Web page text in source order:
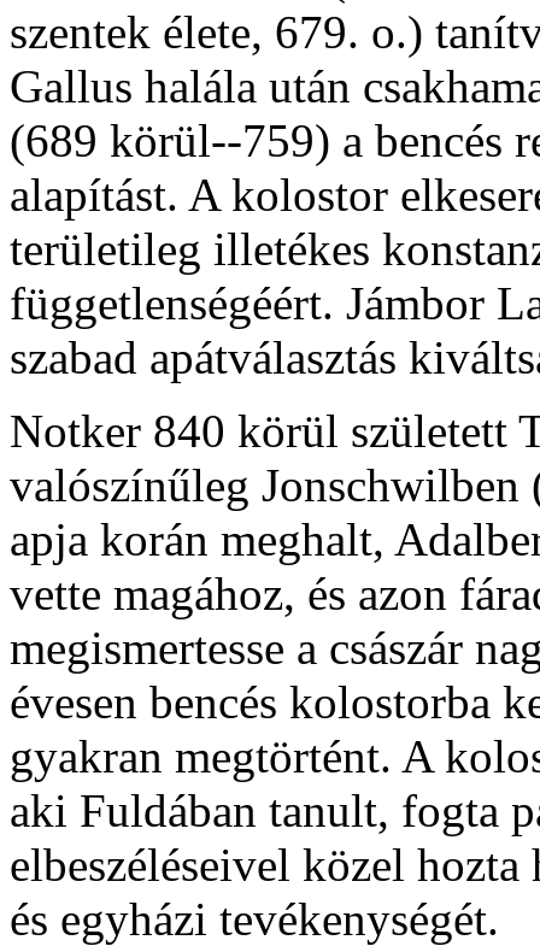
szentek élete, 679. o.)
Gallus halála után
(689 körül--759) a bencés
alapítást. A kolostor
területileg illetékes
függetlenségéért. Jámbor
szabad apátválasztás
Notker 840 körül született
valószínűleg
apja korán meghalt,
vette magához, és azon
megismertesse a császár
évesen bencés kolostorba
gyakran megtörtént. A
aki Fuldában tanult, fogta
elbeszéléseivel közel
és egyházi tevékenységét.